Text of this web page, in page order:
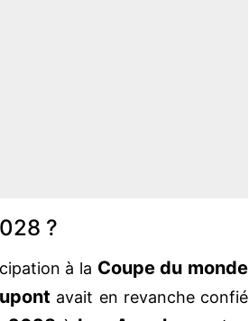
?
à la Coupe du monde
avait en revanche confié